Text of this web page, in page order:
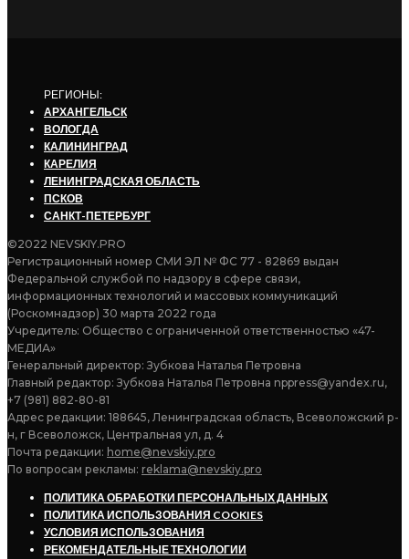
РЕГИОНЫ:
АРХАНГЕЛЬСК
ВОЛОГДА
КАЛИНИНГРАД
КАРЕЛИЯ
ЛЕНИНГРАДСКАЯ ОБЛАСТЬ
ПСКОВ
САНКТ-ПЕТЕРБУРГ
©2022 NEVSKIY.PRO
Регистрационный номер СМИ ЭЛ № ФС 77 - 82869 выдан
Федеральной службой по надзору в сфере связи,
информационных технологий и массовых коммуникаций
(Роскомнадзор) 30 марта 2022 года
Учредитель: Общество с ограниченной ответственностью «47-
МЕДИА»
Генеральный директор: Зубкова Наталья Петровна
Главный редактор: Зубкова Наталья Петровна nppress@yandex.ru,
+7 (981) 882-80-81
Адрес редакции: 188645, Ленинградская область, Всеволожский р-
н, г Всеволожск, Центральная ул, д. 4
Почта редакции: home@nevskiy.pro
По вопросам рекламы: reklama@nevskiy.pro
ПОЛИТИКА ОБРАБОТКИ ПЕРСОНАЛЬНЫХ ДАННЫХ
ПОЛИТИКА ИСПОЛЬЗОВАНИЯ COOKIES
УСЛОВИЯ ИСПОЛЬЗОВАНИЯ
РЕКОМЕНДАТЕЛЬНЫЕ ТЕХНОЛОГИИ